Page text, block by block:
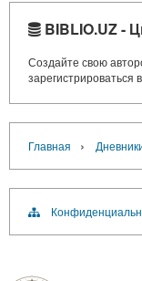
BIBLIO.UZ -
Создайте свою
зарегистрироваться
Главная ›